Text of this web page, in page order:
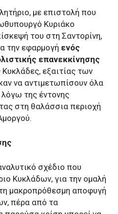
με επιστολή που
Κυριάκο
του στη Σαντορίνη,
την εφαρμογή ενός
επανεκκίνησης
Κυκλάδες, εξαιτίας των
να αντιμετωπίσουν όλα
της έντονης
στη θαλάσσια περιοχή
σχέδιο που
Κυκλάδων, για την ομαλή
μακροπρόθεσμη αποφυγή
πέρα από τα